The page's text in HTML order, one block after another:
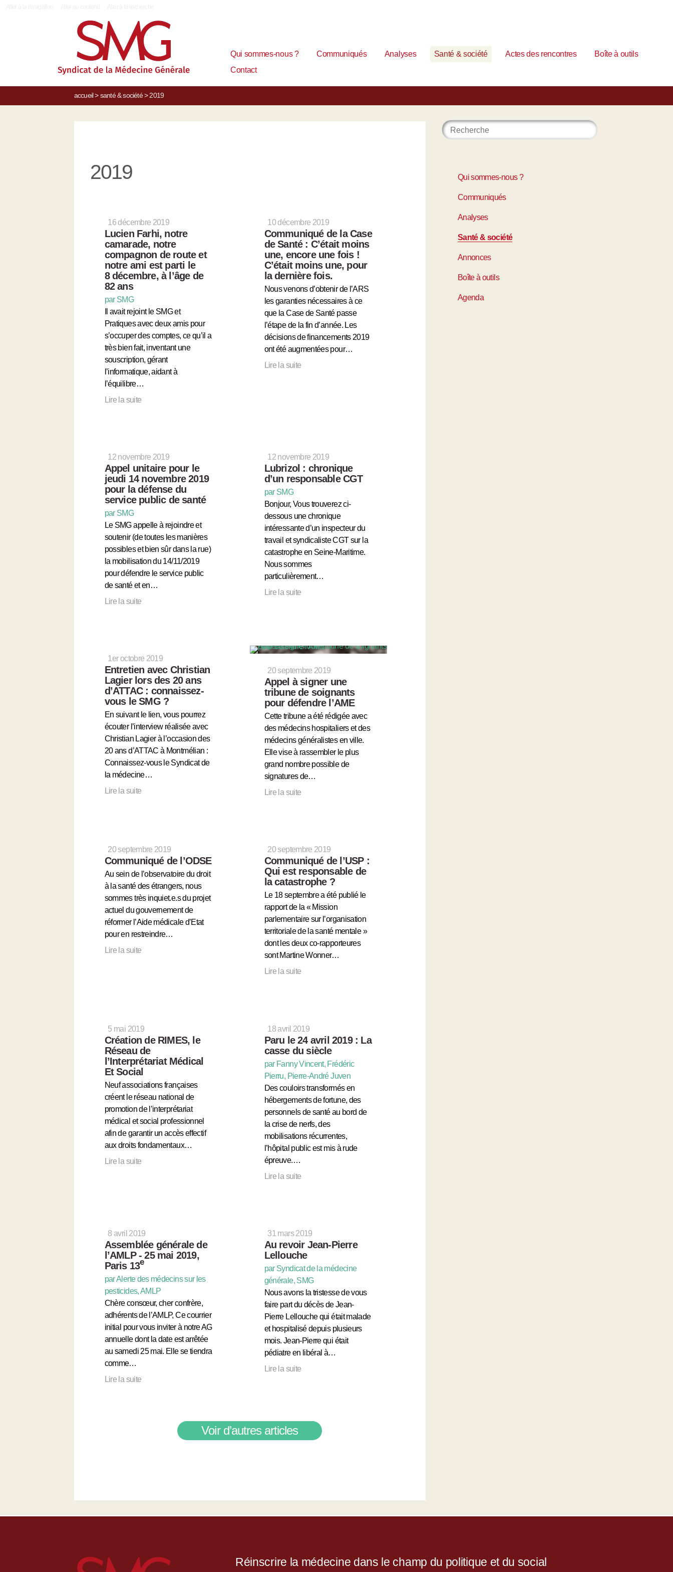
Qui sommes-nous ? Communiqués Analyses Santé & société Actes des rencontres
Boîte à outils
Contact
accueil> santé & société> 2019
2019
16 décembre 2019
Lucien Farhi, notre
camarade, notre
compagnon de route et
notre ami est parti le
8 décembre, à l’âge de
82 ans
par SMG
Il avait rejoint le SMG et
Pratiques avec deux amis pour
s’occuper des comptes, ce qu’il a
très bien fait, inventant une
souscription, gérant
l’informatique, aidant à
l’équilibre…
Lire la suite
10 décembre 2019
Communiqué de la Case
de Santé : C’était moins
une, encore une fois !
C’était moins une, pour
la dernière fois.
Nous venons d’obtenir de l’ARS
les garanties nécessaires à ce
que la Case de Santé passe
l’étape de la fin d’année. Les
décisions de financements 2019
ont été augmentées pour…
Lire la suite
12 novembre 2019
Appel unitaire pour le
jeudi 14 novembre 2019
pour la défense du
service public de santé
par SMG
Le SMG appelle à rejoindre et
soutenir (de toutes les manières
possibles et bien sûr dans la rue)
la mobilisation du 14/11/2019
pour défendre le service public
de santé et en…
Lire la suite
12 novembre 2019
Lubrizol : chronique
d’un responsable CGT
par SMG
Bonjour, Vous trouverez ci-
dessous une chronique
intéressante d’un inspecteur du
travail et syndicaliste CGT sur la
catastrophe en Seine-Maritime.
Nous sommes
particulièrement…
Lire la suite
1er octobre 2019
Entretien avec Christian
Lagier lors des 20 ans
d’ATTAC : connaissez-
vous le SMG ?
En suivant le lien, vous pourrez
écouter l’interview réalisée avec
Christian Lagier à l’occasion des
20 ans d’ATTAC à Montmélian :
Connaissez-vous le Syndicat de
la médecine…
Lire la suite
20 septembre 2019
Appel à signer une
tribune de soignants
pour défendre l’AME
Cette tribune a été rédigée avec
des médecins hospitaliers et des
médecins généralistes en ville.
Elle vise à rassembler le plus
grand nombre possible de
signatures de…
Lire la suite
20 septembre 2019
Communiqué de l’ODSE
Au sein de l’observatoire du droit
à la santé des étrangers, nous
sommes très inquiet.e.s du projet
actuel du gouvernement de
réformer l’Aide médicale d’Etat
pour en restreindre…
Lire la suite
20 septembre 2019
Communiqué de l’USP :
Qui est responsable de
la catastrophe ?
Le 18 septembre a été publié le
rapport de la « Mission
parlementaire sur l’organisation
territoriale de la santé mentale »
dont les deux co-rapporteures
sont Martine Wonner…
Lire la suite
5 mai 2019
Création de RIMES, le
Réseau de
l’Interprétariat Médical
Et Social
Neuf associations françaises
créent le réseau national de
promotion de l’interprétariat
médical et social professionnel
afin de garantir un accès effectif
aux droits fondamentaux…
Lire la suite
18 avril 2019
Paru le 24 avril 2019 : La
casse du siècle
par Fanny Vincent, Frédéric
Pierru, Pierre-André Juven
Des couloirs transformés en
hébergements de fortune, des
personnels de santé au bord de
la crise de nerfs, des
mobilisations récurrentes,
l’hôpital public est mis à rude
épreuve.…
Lire la suite
8 avril 2019
Assemblée générale de
l’AMLP - 25 mai 2019,
Paris 13e
par Alerte des médecins sur les
pesticides, AMLP
Chère consœur, cher confrère,
adhérents de l’AMLP, Ce courrier
initial pour vous inviter à notre AG
annuelle dont la date est arrêtée
au samedi 25 mai. Elle se tiendra
comme…
Lire la suite
31 mars 2019
Au revoir Jean-Pierre
Lellouche
par Syndicat de la médecine
générale, SMG
Nous avons la tristesse de vous
faire part du décès de Jean-
Pierre Lellouche qui était malade
et hospitalisé depuis plusieurs
mois. Jean-Pierre qui était
pédiatre en libéral à…
Lire la suite
Voir d’autres articles
Qui sommes-nous ?
Communiqués
Analyses
Santé & société
Annonces
Boîte à outils
Agenda
Réinscrire la médecine dans le champ du politique et du social